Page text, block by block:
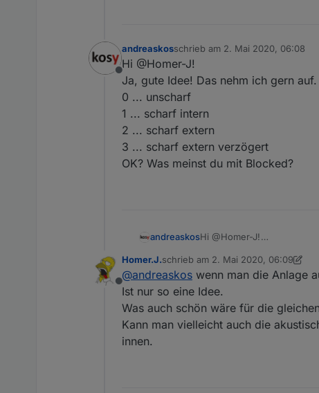
Offline
andreaskosschrieb am 2. Mai 2020, 06:08
zuletzt editiert von
Hi @Homer-J!
Ja, gute Idee! Das nehm ich gern
0 ... unscharf
1 ... scharf intern
2 ... scharf extern
3 ... scharf extern verzögert
OK? Was meinst du mit Blocked?
andreaskosHi @Homer-J!
0 ... unscharf
1 ... scharf intern
2 ... scharf extern
3 ... scharf extern verzögert
OK? Was meinst du mit
Offline
Homer.J.schrieb am 2. Mai 2020, 06:09
zuletzt editiert von Homer.J.5. Feb.
@andreaskos wenn man die Anlage
Ist nur so eine Idee.
Was auch schön wäre für die
Kann man vielleicht auch die
innen.